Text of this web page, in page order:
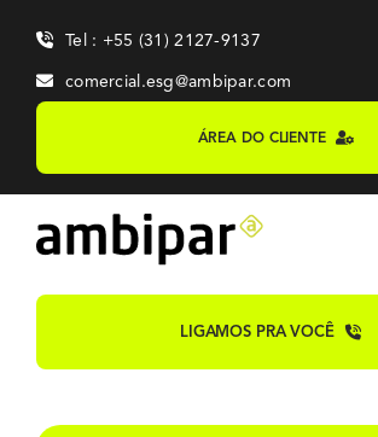
content
Tel : +55 (31) 2127-9137
comercial.esg@ambipar.com
ÁREA DO CLIENTE
Home
LIGAMOS PRA VOCÊ